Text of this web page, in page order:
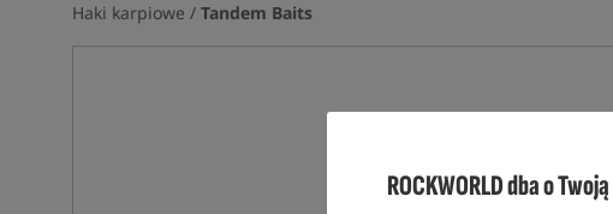
ROCKWORLD dba o
Haki karpiowe / Tandem Baits